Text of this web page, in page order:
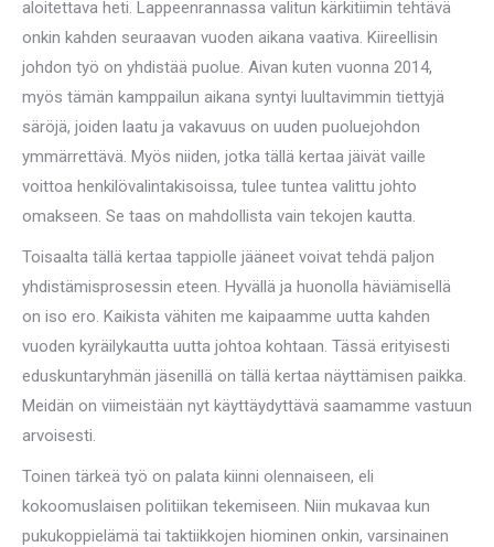
aloitettava heti. Lappeenrannassa valitun kärkitiimin tehtävä
onkin kahden seuraavan vuoden aikana vaativa. Kiireellisin
johdon työ on yhdistää puolue. Aivan kuten vuonna 2014,
myös tämän kamppailun aikana syntyi luultavimmin tiettyjä
säröjä, joiden laatu ja vakavuus on uuden puoluejohdon
ymmärrettävä. Myös niiden, jotka tällä kertaa jäivät vaille
voittoa henkilövalintakisoissa, tulee tuntea valittu johto
omakseen. Se taas on mahdollista vain tekojen kautta.
Toisaalta tällä kertaa tappiolle jääneet voivat tehdä paljon
yhdistämisprosessin eteen. Hyvällä ja huonolla häviämisellä
on iso ero. Kaikista vähiten me kaipaamme uutta kahden
vuoden kyräilykautta uutta johtoa kohtaan. Tässä erityisesti
eduskuntaryhmän jäsenillä on tällä kertaa näyttämisen paikka.
Meidän on viimeistään nyt käyttäydyttävä saamamme vastuun
arvoisesti.
Toinen tärkeä työ on palata kiinni olennaiseen, eli
kokoomuslaisen politiikan tekemiseen. Niin mukavaa kun
pukukoppielämä tai taktiikkojen hiominen onkin, varsinainen